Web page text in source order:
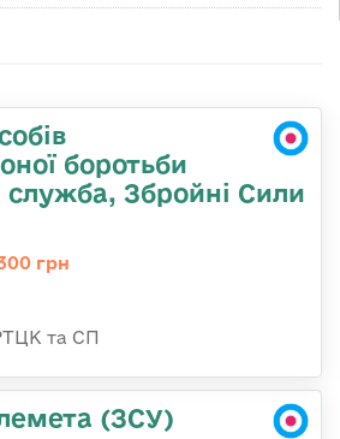
боротьби
служба, Збройні Сили
грн
та СП
(ЗСУ)